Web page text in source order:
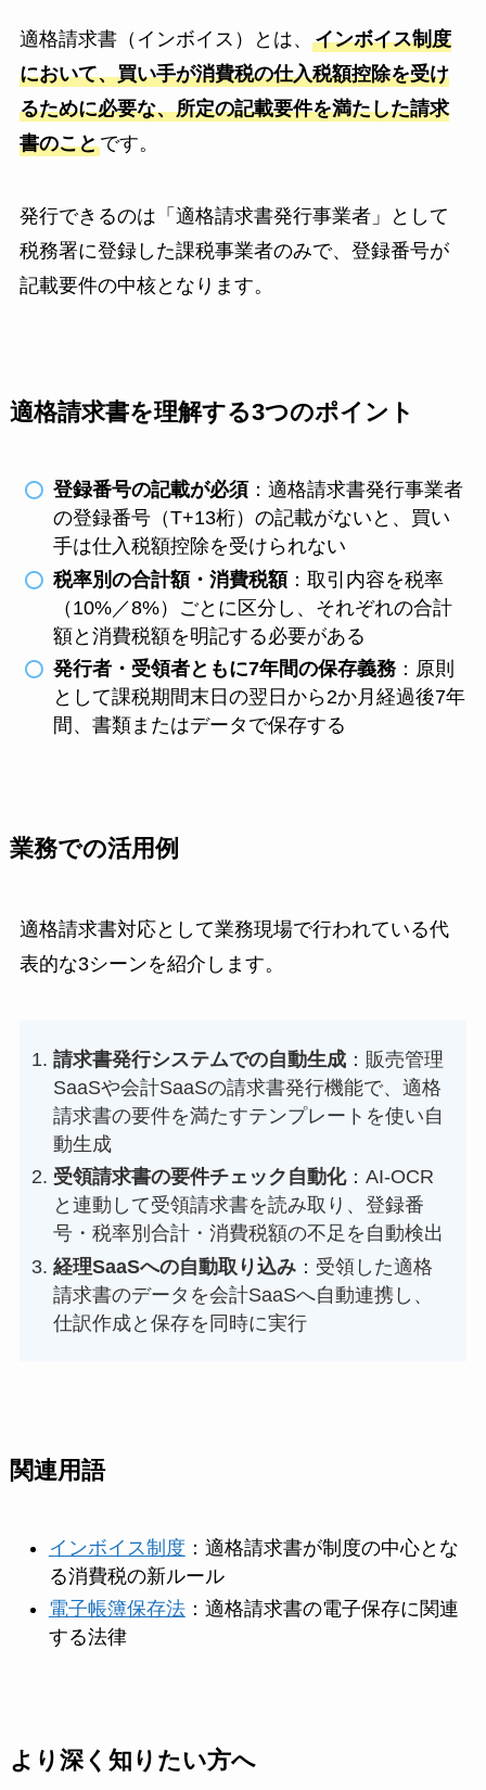
適格請求書（インボイス）とは、 インボイス制度
において、買い手が消費税の仕入税額控除を受け
るために必要な、所定の記載要件を満たした請求
書のことです。
発行できるのは「適格請求書発行事業者」として
税務署に登録した課税事業者のみで、登録番号が
記載要件の中核となります。
適格請求書を理解する3つのポイント
登録番号の記載が必須 ：適格請求書発行事業者
の登録番号（T+13桁）の記載がないと、買い
手は仕入税額控除を受けられない
税率別の合計額・消費税額：取引内容を税率
（10%／8%）ごとに区分し、それぞれの合計
額と消費税額を明記する必要がある
発行者・受領者ともに7年間の保存義務 ：原則
として課税期間末日の翌日から2か月経過後7年
間、書類またはデータで保存する
業務での活用例
適格請求書対応として業務現場で行われている代
表的な3シーンを紹介します。
請求書発行システムでの自動生成 ：販売管理
SaaSや会計SaaSの請求書発行機能で、適格
請求書の要件を満たすテンプレートを使い自
動生成
受領請求書の要件チェック自動化：AI-OCR
と連動して受領請求書を読み取り、登録番
号・税率別合計・消費税額の不足を自動検出
経理SaaSへの自動取り込み ：受領した適格
請求書のデータを会計SaaSへ自動連携し、
仕訳作成と保存を同時に実行
関連用語
インボイス制度 ：適格請求書が制度の中心とな
る消費税の新ルール
電子帳簿保存法：適格請求書の電子保存に関連
する法律
より深く知りたい方へ